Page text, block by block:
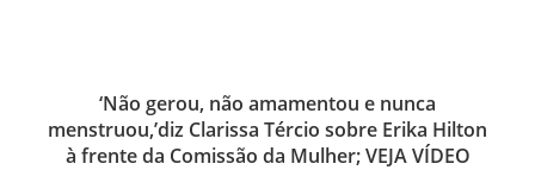
‘Não gerou, não amamentou e nunca
menstruou,’diz Clarissa Tércio sobre Erika Hilton
à frente da Comissão da Mulher; VEJA VÍDEO